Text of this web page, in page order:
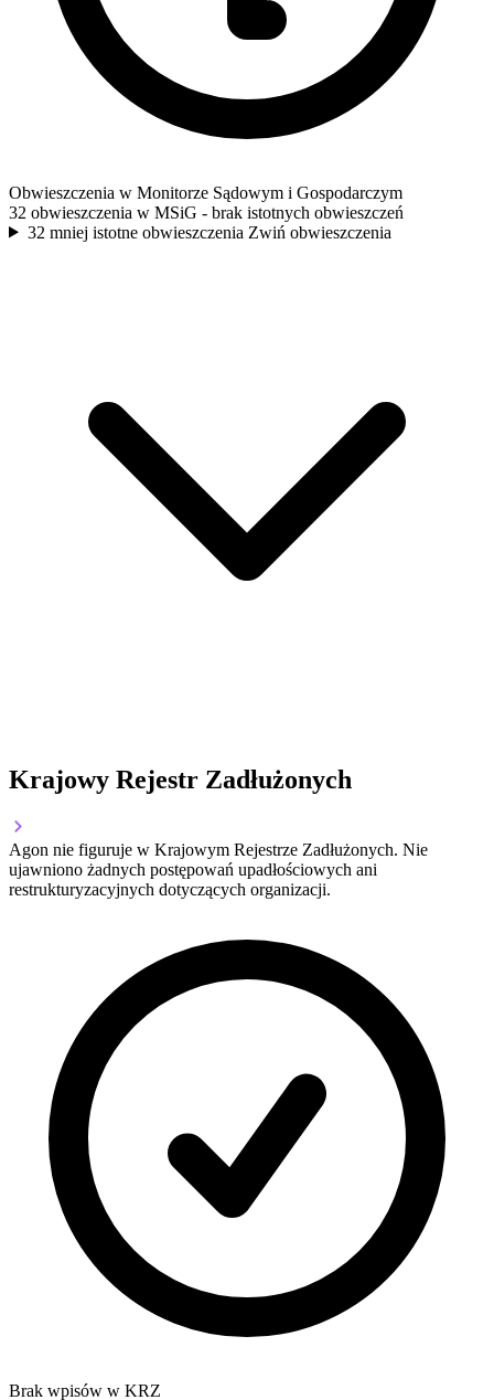
Obwieszczenia w Monitorze Sądowym i Gospodarczym
32 obwieszczenia w MSiG - brak istotnych obwieszczeń
32 mniej istotne obwieszczenia Zwiń obwieszczenia
Krajowy Rejestr Zadłużonych
Agon nie figuruje w Krajowym Rejestrze Zadłużonych. Nie
ujawniono żadnych postępowań upadłościowych ani
restrukturyzacyjnych dotyczących organizacji.
Brak wpisów w KRZ